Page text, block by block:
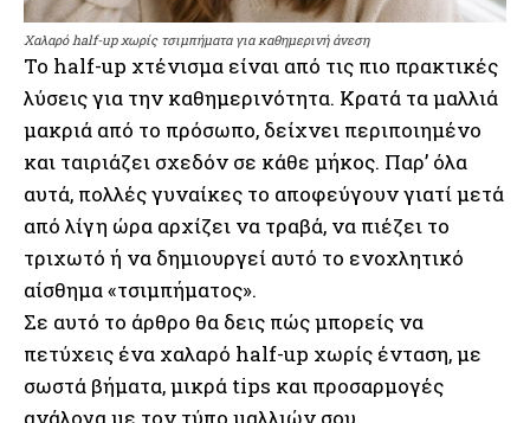
Χαλαρό half-up χωρίς τσιμπήματα για καθημερινή άνεση
Το half-up χτένισμα είναι από τις πιο πρακτικές
λύσεις για την καθημερινότητα. Κρατά τα μαλλιά
μακριά από το πρόσωπο, δείχνει περιποιημένο
και ταιριάζει σχεδόν σε κάθε μήκος. Παρ’ όλα
αυτά, πολλές γυναίκες το αποφεύγουν γιατί μετά
από λίγη ώρα αρχίζει να τραβά, να πιέζει το
τριχωτό ή να δημιουργεί αυτό το ενοχλητικό
αίσθημα «τσιμπήματος».
Σε αυτό το άρθρο θα δεις πώς μπορείς να
πετύχεις ένα χαλαρό half-up χωρίς ένταση, με
σωστά βήματα, μικρά tips και προσαρμογές